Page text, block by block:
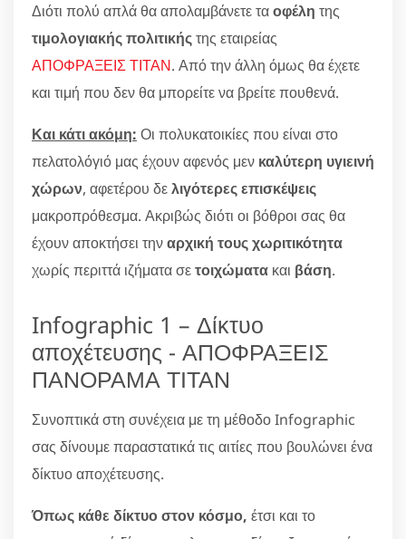
Διότι πολύ απλά θα απολαμβάνετε ταοφέλη της
τιμολογιακής πολιτικήςτης εταιρείας
ΑΠΟΦΡΑΞΕΙΣ ΤΙΤΑΝ. Από την άλλη όμως θα έχετε
και τιμή που δεν θα μπορείτε να βρείτε πουθενά.
Και κάτι ακόμη: Οι πολυκατοικίες που είναι στο
πελατολόγιό μας έχουν αφενός μεν καλύτερη υγιεινή
χώρων, αφετέρου δελιγότερες επισκέψεις
μακροπρόθεσμα. Ακριβώς διότι οι βόθροι σας θα
έχουν αποκτήσει τηναρχική τους χωριτικότητα
χωρίς περιττά ιζήματα σετοιχώματα και βάση.
Infographic 1 – Δίκτυο
αποχέτευσης - ΑΠΟΦΡΑΞΕΙΣ
ΠΑΝΟΡΑΜΑ ΤΙΤΑΝ
Συνοπτικά στη συνέχεια με τη μέθοδο Infographic
σας δίνουμε παραστατικά τις αιτίες που βουλώνει ένα
δίκτυο αποχέτευσης.
Όπως κάθε δίκτυο στον κόσμο, έτσι και το